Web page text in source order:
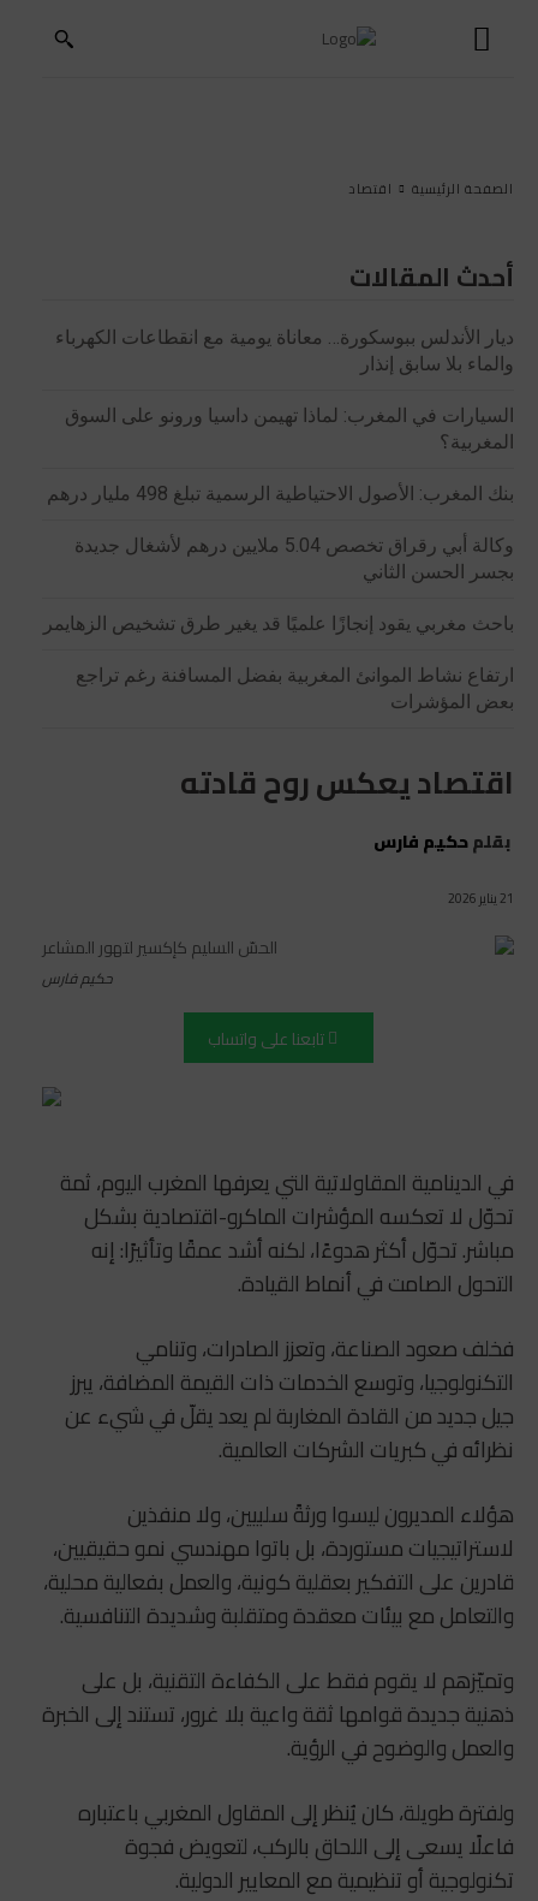
الصفحة الرئيسية اقتصاد
أحدث المقالات
ديار الأندلس ببوسكورة… معاناة يومية مع انقطاعات الكهرباء
والماء بلا سابق إنذار
السيارات في المغرب: لماذا تهيمن داسيا ورونو على السوق
المغربية؟
بنك المغرب: الأصول الاحتياطية الرسمية تبلغ 498 مليار درهم
وكالة أبي رقراق تخصص 5.04 ملايين درهم لأشغال جديدة
بجسر الحسن الثاني
باحث مغربي يقود إنجازًا علميًا قد يغير طرق تشخيص الزهايمر
ارتفاع نشاط الموانئ المغربية بفضل المسافنة رغم تراجع
بعض المؤشرات
اقتصاد يعكس روح قادته
بقلمحكيم فارس
21 يناير 2026
حكيم فارس
تابعنا على واتساب
في الدينامية المقاولاتية التي يعرفها المغرب اليوم، ثمة
تحوّل لا تعكسه المؤشرات الماكرو-اقتصادية بشكل
مباشر. تحوّل أكثر هدوءًا، لكنه أشد عمقًا وتأثيرًا: إنه
التحول الصامت في أنماط القيادة.
فخلف صعود الصناعة، وتعزز الصادرات، وتنامي
التكنولوجيا، وتوسع الخدمات ذات القيمة المضافة، يبرز
جيل جديد من القادة المغاربة لم يعد يقلّ في شيء عن
نظرائه في كبريات الشركات العالمية.
هؤلاء المديرون ليسوا ورثةً سلبيين، ولا منفذين
لاستراتيجيات مستوردة، بل باتوا مهندسي نمو حقيقيين،
قادرين على التفكير بعقلية كونية، والعمل بفعالية محلية،
والتعامل مع بيئات معقدة ومتقلبة وشديدة التنافسية.
وتميّزهم لا يقوم فقط على الكفاءة التقنية، بل على
ذهنية جديدة قوامها ثقة واعية بلا غرور، تستند إلى الخبرة
والعمل والوضوح في الرؤية.
ولفترة طويلة، كان يُنظر إلى المقاول المغربي باعتباره
فاعلًا يسعى إلى اللحاق بالركب، لتعويض فجوة
تكنولوجية أو تنظيمية مع المعايير الدولية.